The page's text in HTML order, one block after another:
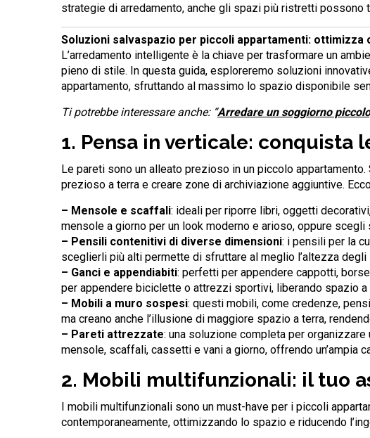
strategie di arredamento, anche gli spazi più ristretti
Soluzioni salvaspazio per piccoli appartamenti:
L’arredamento intelligente è la chiave per trasformare un
pieno di stile. In questa guida, esploreremo soluzioni
appartamento, sfruttando al massimo lo spazio disponibile
Ti potrebbe interessare anche: “Arredare un soggiorno
1. Pensa in verticale: conquista
Le pareti sono un alleato prezioso in un piccolo
prezioso a terra e creare zone di archiviazione aggiuntive.
– Mensole e scaffali: ideali per riporre libri, oggetti
mensole a giorno per un look moderno e arioso, oppure
– Pensili contenitivi di diverse dimensioni: i pensili per la
sceglierli più alti permette di sfruttare al meglio l’altezza degli
– Ganci e appendiabiti: perfetti per appendere cappotti,
per appendere biciclette o attrezzi sportivi, liberando spazio a
– Mobili a muro sospesi: questi mobili, come credenze,
ma creano anche l’illusione di maggiore spazio a terra,
– Pareti attrezzate: una soluzione completa per
mensole, scaffali, cassetti e vani a giorno, offrendo un’ampia
2. Mobili multifunzionali: il tuo
I mobili multifunzionali sono un must-have per i piccoli
contemporaneamente, ottimizzando lo spazio e riducendo